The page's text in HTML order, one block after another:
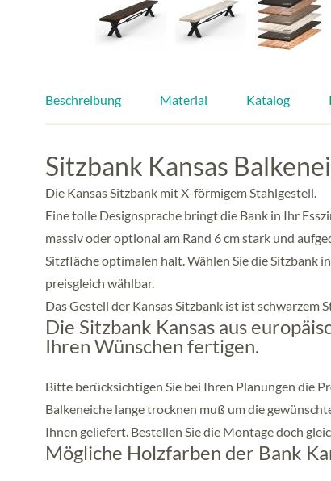
Beschreibung Material Katalog
Sitzbank Kansas
Die Kansas Sitzbank mit X-förmigem Stahlgestell.
Eine tolle Designsprache bringt die Bank in Ihr
massiv oder optional am Rand 6 cm stark und
Sitzfläche optimalen halt. Wählen Sie die Sitzbank
preisgleich wählbar.
Das Gestell der Kansas Sitzbank ist ist
Die Sitzbank Kansas aus
Ihren Wünschen fertigen.
Bitte berücksichtigen Sie bei Ihren Planungen die
Balkeneiche lange trocknen muß um die
Ihnen geliefert. Bestellen Sie die Montage doch
Mögliche Holzfarben der Bank